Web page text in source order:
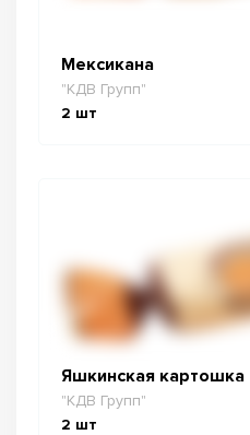
Мексикана
"КДВ Групп"
2 шт
Яшкинская картошка
"КДВ Групп"
2 шт